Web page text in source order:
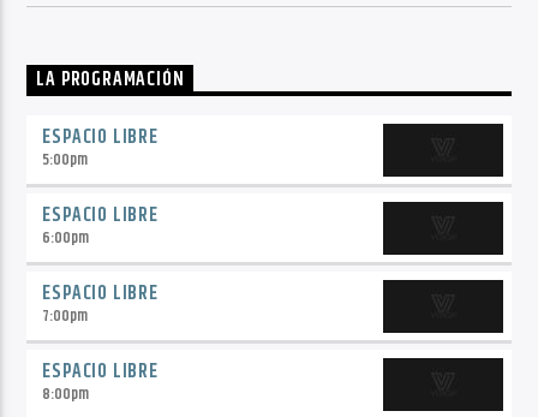
LA PROGRAMACIÓN
ESPACIO LIBRE
5:00pm
ESPACIO LIBRE
6:00pm
ESPACIO LIBRE
7:00pm
ESPACIO LIBRE
8:00pm